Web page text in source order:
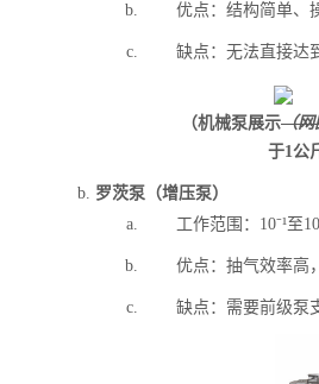
优点：结构简单、
缺点：无法直接达
（机械泵展示（网
于1公
罗茨泵（增压泵）
工作范围：10⁻¹至
优点：抽气效率高
缺点：需要前级泵